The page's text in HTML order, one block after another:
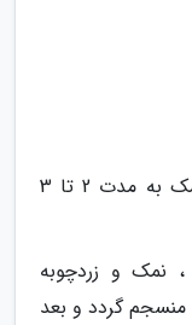
ابتدا برنج را بشویید و با آب و نمک به مدت 2 تا 3
نمک و زردچوبه
گردد و بعد